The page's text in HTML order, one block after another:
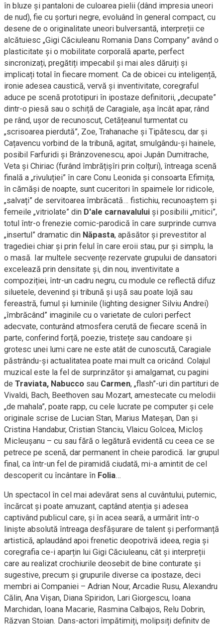
în bluze și pantaloni de culoarea pielii (dând impresia uneori
de nud), fie cu șorturi negre, evoluând în general compact, cu
desene de o originalitate uneori bulversantă, interpreții ce
alcătuiesc „Gigi Căciuleanu Romania Dans Company” având o
plasticitate și o mobilitate corporală aparte, perfect
sincronizați, pregătiți impecabil și mai ales dăruiți și
implicați total în fiecare moment. Ca de obicei cu inteligență,
ironie adesea caustică, vervă și inventivitate, coregraful
aduce pe scenă prototipuri în ipostaze definitorii, „decupate”
dintr-o piesă sau o schiță de Caragiale, așa încât apar, rând
pe rând, ușor de recunoscut, Cetățeanul turmentat cu
„scrisoarea pierdută”, Zoe, Trahanache și Tipătescu, dar și
Cațavencu vorbind de la tribună, agitat, smulgându-și hainele,
posibil Farfuridi și Brânzovenescu, apoi Jupân Dumitrache,
Veta și Chiriac (furând îmbrățișîri prin colțuri), întreaga scenă
finală a „rivuluției” în care Conu Leonida și consoarta Efimița,
în cămăși de noapte, sunt cuceritori în spaimele lor ridicole,
„salvați” de servitoarea îmbrăcată… fistichiu, recunoaștem și
femeile „vitriolate” din D'ale carnavalului și posibilii „mitici”,
totul într-o frenezie comic-parodică în care surprinde cumva
„insertul” dramatic din Năpasta, apăsător și prevestitor al
tragediei chiar și prin felul în care eroii stau, pur și simplu, la
o masă. Iar multele secvențe rezervate grupului de dansatori
excelează prin densitate și, din nou, inventivitate a
compoziției, într-un cadru negru, cu module ce reflectă difuz
siluetele, devenind și tribună și ușă sau poate lojă sau
fereastră, fumul și luminile (lighting designer Silviu Andrei)
„îmbrăcând” imaginile cu o varietate de culori perfect
adecvate, conturând atmosfera cerută de fiecare scenă în
parte, conferind forță, poezie, tristețe sau candoare și
grotesc unei lumi care ne este atât de cunoscută, Caragiale
păstrându-și actualitatea poate mai mult ca oricând. Colajul
muzical este la fel de surprinzător și amalgamat, cu pagini
de Traviata, Nabucco sau Carmen, „flash”-uri din partituri de
Vivaldi, Bach, Beethoven sau Mozart, amestecate cu melodii
„de mahala”, poate rapp, cu cele lucrate pe computer și cele
originale scrise de Lucian Stan, Marius Mateșan, Dan și
Cristina Handabur, Cristian Stanciu, Vlaicu Golcea, Micloș
Micleușanu – cu sau fără o legătură evidentă cu ceea ce se
petrece pe scenă, dar permanent în cheie parodică. Iar grupul
final, ca într-un fel de piramidă ciudată, mi-a amintit de cel
descoperit cu încântare în Folia…
Un spectacol în cel mai adevărat sens al cuvântului, puternic,
încărcat și poate amuzant, captând atenția și adesea
captivând publicul care, și în acea seară, a urmărit într-o
liniște absolută întreaga desfășurare de talent și performanță
artistică, aplaudând apoi frenetic deopotrivă ideea, regia și
coregrafia ce-i aparțin lui Gigi Căciuleanu, cât și interpreții
care au realizat crochiurile deosebit de bine conturate și
sugestive, precum și grupurile diverse ca ipostaze, deci
membri ai Companiei – Adrian Nour, Arcadie Rusu, Alexandru
Călin, Ana Vișan, Diana Spiridon, Lari Giorgescu, Ioana
Marchidan, Ioana Macarie, Rasmina Calbajos, Relu Dobrin,
Răzvan Stoian. Dans-actori împătimiți, molipsiți definitv de